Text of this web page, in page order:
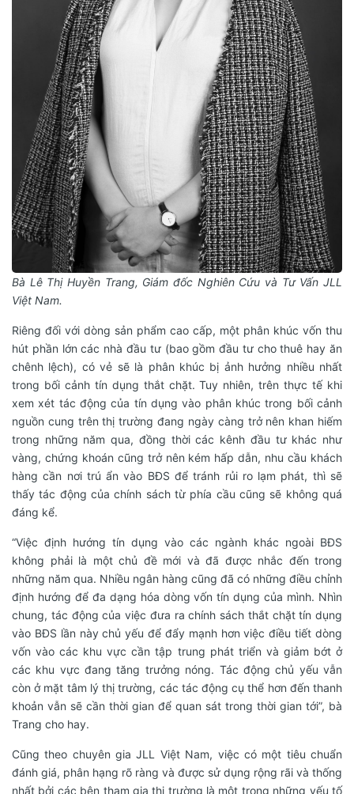
Bà Lê Thị Huyền Trang, Giám đốc Nghiên Cứu và Tư Vấn JLL
Việt Nam.
Riêng đối với dòng sản phẩm cao cấp, một phân khúc vốn thu
hút phần lớn các nhà đầu tư (bao gồm đầu tư cho thuê hay ăn
chênh lệch), có vẻ sẽ là phân khúc bị ảnh hưởng nhiều nhất
trong bối cảnh tín dụng thắt chặt. Tuy nhiên, trên thực tế khi
xem xét tác động của tín dụng vào phân khúc trong bối cảnh
nguồn cung trên thị trường đang ngày càng trở nên khan hiếm
trong những năm qua, đồng thời các kênh đầu tư khác như
vàng, chứng khoán cũng trở nên kém hấp dẫn, nhu cầu khách
hàng cần nơi trú ẩn vào BĐS để tránh rủi ro lạm phát, thì sẽ
thấy tác động của chính sách từ phía cầu cũng sẽ không quá
đáng kể.
“Việc định hướng tín dụng vào các ngành khác ngoài BĐS
không phải là một chủ đề mới và đã được nhắc đến trong
những năm qua. Nhiều ngân hàng cũng đã có những điều chỉnh
định hướng để đa dạng hóa dòng vốn tín dụng của mình. Nhìn
chung, tác động của việc đưa ra chính sách thắt chặt tín dụng
vào BĐS lần này chủ yếu để đẩy mạnh hơn việc điều tiết dòng
vốn vào các khu vực cần tập trung phát triển và giảm bớt ở
các khu vực đang tăng trưởng nóng. Tác động chủ yếu vẫn
còn ở mặt tâm lý thị trường, các tác động cụ thể hơn đến thanh
khoản vẫn sẽ cần thời gian để quan sát trong thời gian tới”, bà
Trang cho hay.
Cũng theo chuyên gia JLL Việt Nam, việc có một tiêu chuẩn
đánh giá, phân hạng rõ ràng và được sử dụng rộng rãi và thống
nhất bởi các bên tham gia thị trường là một trong những yếu tố